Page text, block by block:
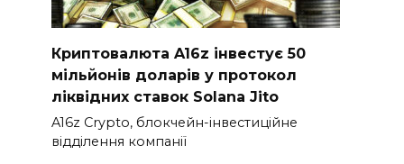
Криптовалюта A16z інвестує 50
мільйонів доларів у протокол
ліквідних ставок Solana Jito
A16z Crypto, блокчейн-інвестиційне
відділення компанії